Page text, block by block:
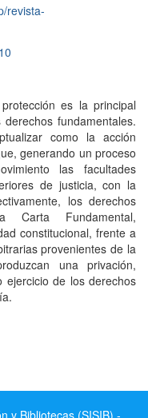
revista-
es la principal
fundamentales.
como la acción
generando un proceso
las facultades
de justicia, con la
los derechos
Carta Fundamental,
constitucional, frente a
provenientes de la
una privación,
ejercicio de los derechos
y Bibliotecas (SISIB) -